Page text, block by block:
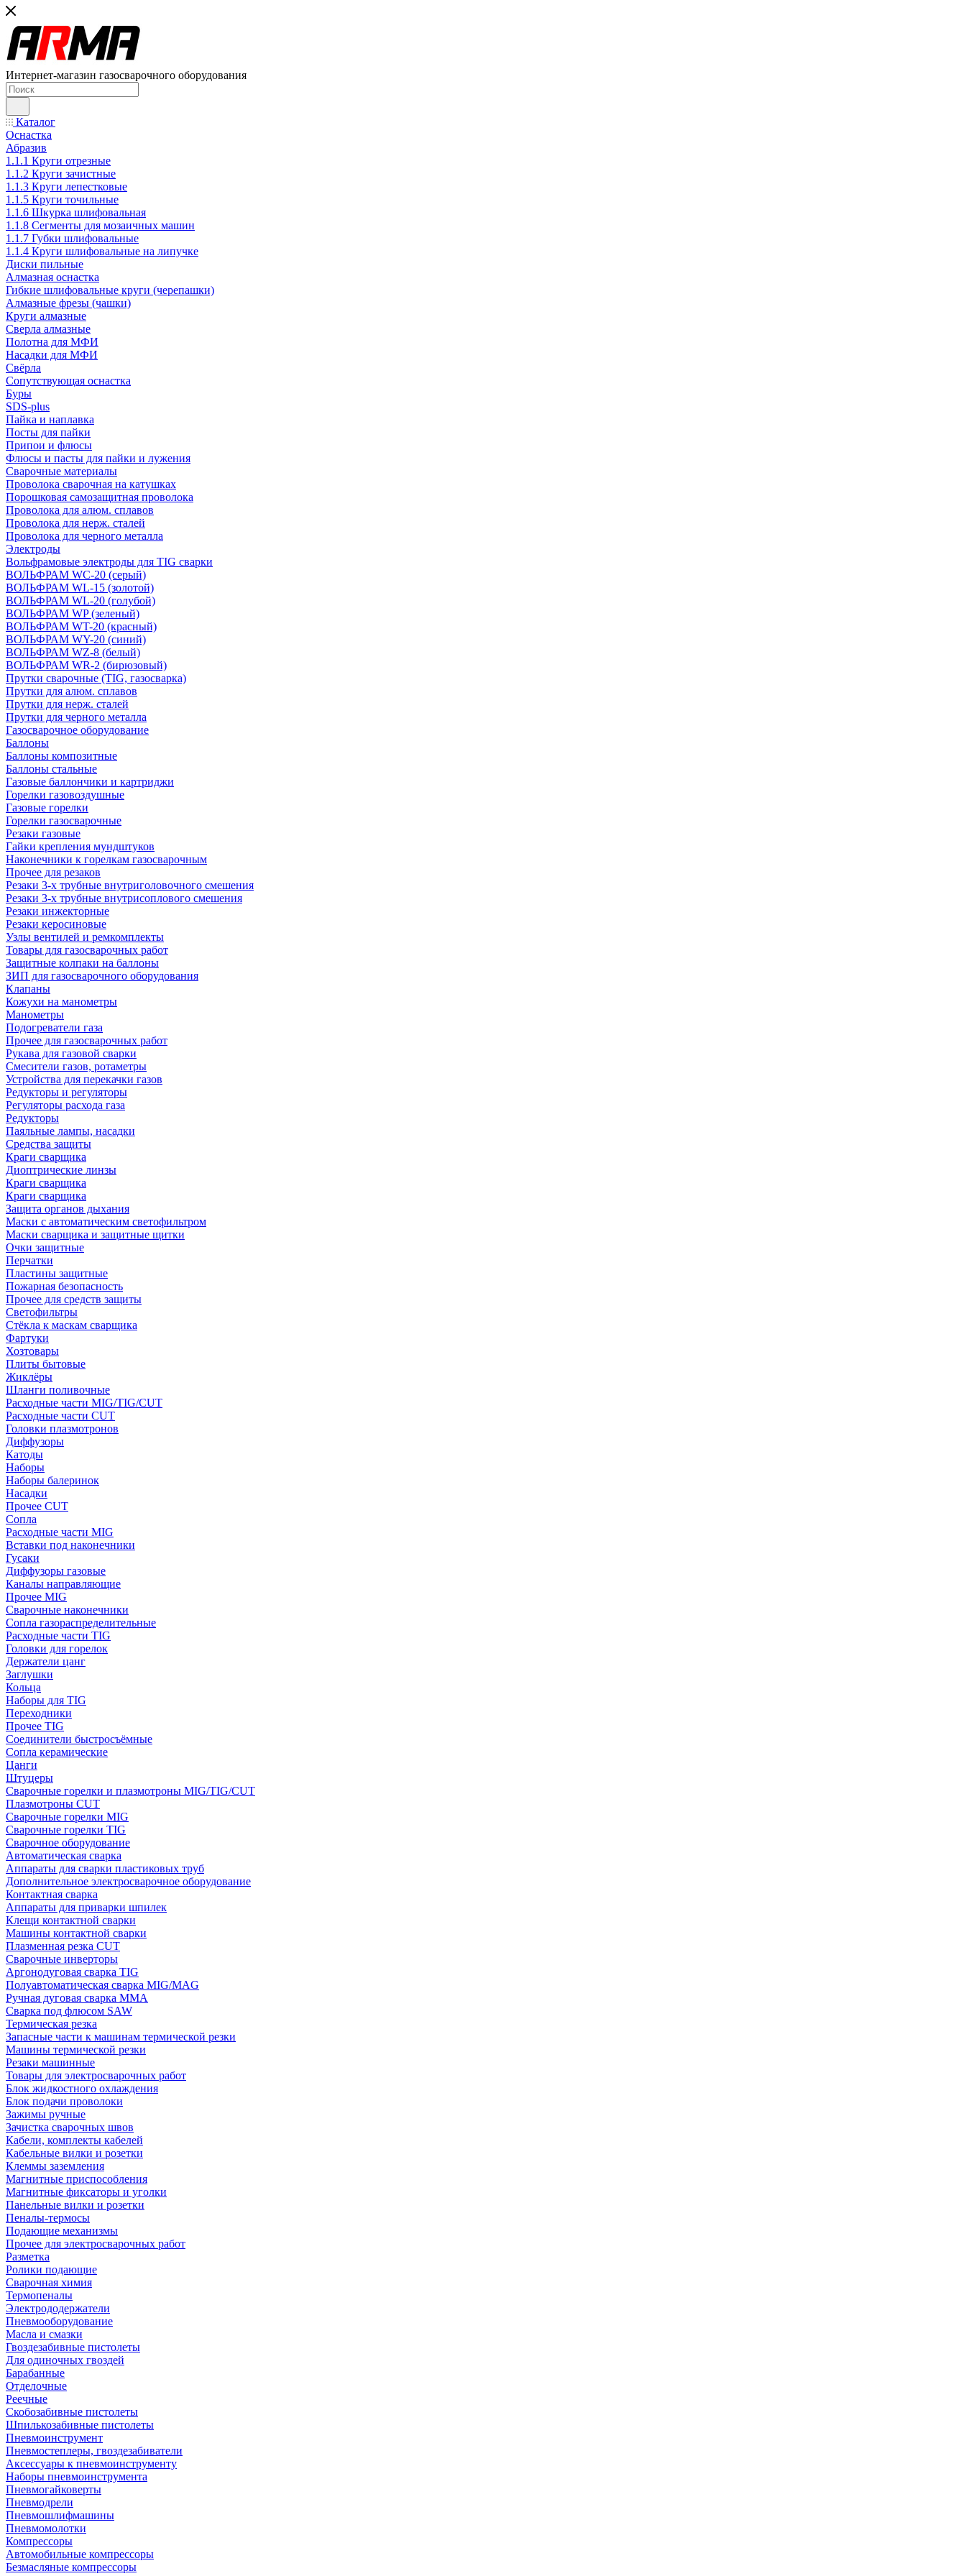
Интернет-магазин газосварочного оборудования
Каталог
Оснастка
Абразив
1.1.1 Круги отрезные
1.1.2 Круги зачистные
1.1.3 Круги лепестковые
1.1.5 Круги точильные
1.1.6 Шкурка шлифовальная
1.1.8 Сегменты для мозаичных машин
1.1.7 Губки шлифовальные
1.1.4 Круги шлифовальные на липучке
Диски пильные
Алмазная оснастка
Гибкие шлифовальные круги (черепашки)
Алмазные фрезы (чашки)
Круги алмазные
Сверла алмазные
Полотна для МФИ
Насадки для МФИ
Свёрла
Сопутствующая оснастка
Буры
SDS-plus
Пайка и наплавка
Посты для пайки
Припои и флюсы
Флюсы и пасты для пайки и лужения
Сварочные материалы
Проволока сварочная на катушках
Порошковая самозащитная проволока
Проволока для алюм. сплавов
Проволока для нерж. сталей
Проволока для черного металла
Электроды
Вольфрамовые электроды для TIG сварки
ВОЛЬФРАМ WC-20 (серый)
ВОЛЬФРАМ WL-15 (золотой)
ВОЛЬФРАМ WL-20 (голубой)
ВОЛЬФРАМ WP (зеленый)
ВОЛЬФРАМ WT-20 (красный)
ВОЛЬФРАМ WY-20 (синий)
ВОЛЬФРАМ WZ-8 (белый)
ВОЛЬФРАМ WR-2 (бирюзовый)
Прутки сварочные (TIG, газосварка)
Прутки для алюм. сплавов
Прутки для нерж. сталей
Прутки для черного металла
Газосварочное оборудование
Баллоны
Баллоны композитные
Баллоны стальные
Газовые баллончики и картриджи
Горелки газовоздушные
Газовые горелки
Горелки газосварочные
Резаки газовые
Гайки крепления мундштуков
Наконечники к горелкам газосварочным
Прочее для резаков
Резаки 3-х трубные внутриголовочного смешения
Резаки 3-х трубные внутрисоплового смешения
Резаки инжекторные
Резаки керосиновые
Узлы вентилей и ремкомплекты
Товары для газосварочных работ
Защитные колпаки на баллоны
ЗИП для газосварочного оборудования
Клапаны
Кожухи на манометры
Манометры
Подогреватели газа
Прочее для газосварочных работ
Рукава для газовой сварки
Смесители газов, ротаметры
Устройства для перекачки газов
Редукторы и регуляторы
Регуляторы расхода газа
Редукторы
Паяльные лампы, насадки
Средства защиты
Краги сварщика
Диоптрические линзы
Краги сварщика
Краги сварщика
Защита органов дыхания
Маски с автоматическим светофильтром
Маски сварщика и защитные щитки
Очки защитные
Перчатки
Пластины защитные
Пожарная безопасность
Прочее для средств защиты
Светофильтры
Стёкла к маскам сварщика
Фартуки
Хозтовары
Плиты бытовые
Жиклёры
Шланги поливочные
Расходные части MIG/TIG/CUT
Расходные части CUT
Головки плазмотронов
Диффузоры
Катоды
Наборы
Наборы балеринок
Насадки
Прочее CUT
Сопла
Расходные части MIG
Вставки под наконечники
Гусаки
Диффузоры газовые
Каналы направляющие
Прочее MIG
Сварочные наконечники
Сопла газораспределительные
Расходные части TIG
Головки для горелок
Держатели цанг
Заглушки
Кольца
Наборы для TIG
Переходники
Прочее TIG
Соединители быстросъёмные
Сопла керамические
Цанги
Штуцеры
Сварочные горелки и плазмотроны MIG/TIG/CUT
Плазмотроны CUT
Сварочные горелки MIG
Сварочные горелки TIG
Сварочное оборудование
Автоматическая сварка
Аппараты для сварки пластиковых труб
Дополнительное электросварочное оборудование
Контактная сварка
Аппараты для приварки шпилек
Клещи контактной сварки
Машины контактной сварки
Плазменная резка CUT
Сварочные инверторы
Аргонодуговая сварка TIG
Полуавтоматическая сварка MIG/MAG
Ручная дуговая сварка MMA
Сварка под флюсом SAW
Термическая резка
Запасные части к машинам термической резки
Машины термической резки
Резаки машинные
Товары для электросварочных работ
Блок жидкостного охлаждения
Блок подачи проволоки
Зажимы ручные
Зачистка сварочных швов
Кабели, комплекты кабелей
Кабельные вилки и розетки
Клеммы заземления
Магнитные приспособления
Магнитные фиксаторы и уголки
Панельные вилки и розетки
Пеналы-термосы
Подающие механизмы
Прочее для электросварочных работ
Разметка
Ролики подающие
Сварочная химия
Термопеналы
Электрододержатели
Пневмооборудование
Масла и смазки
Гвоздезабивные пистолеты
Для одиночных гвоздей
Барабанные
Отделочные
Реечные
Скобозабивные пистолеты
Шпилькозабивные пистолеты
Пневмоинструмент
Пневмостеплеры, гвоздезабиватели
Аксессуары к пневмоинструменту
Наборы пневмоинструмента
Пневмогайковерты
Пневмодрели
Пневмошлифмашины
Пневмомолотки
Компрессоры
Автомобильные компрессоры
Безмасляные компрессоры